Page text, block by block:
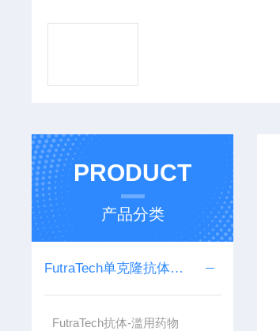
PRODUCT
产品分类
FutraTech单克隆抗体系列
FutraTech抗体-滥用药物